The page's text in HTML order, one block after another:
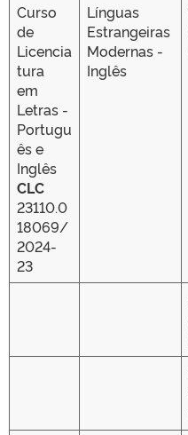
Curso
de
Licencia
tura
em
Letras -
Portugu
ês e
Inglês
CLC
23110.0
18069/
2024-
23
Línguas
Estrangeiras
Modernas -
Inglês